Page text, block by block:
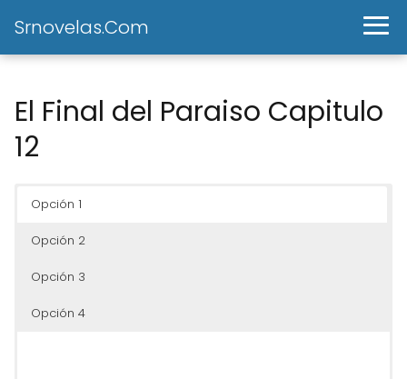
Srnovelas.Com
El Final del Paraiso Capitulo
12
Opción 1
Opción 2
Opción 3
Opción 4